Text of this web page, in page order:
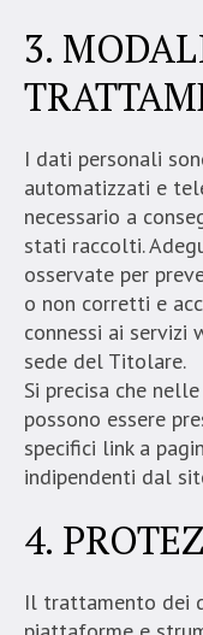
3.
I dati personali
automatizzati e
necessario a
stati raccolti.
osservate per
o non corretti e
connessi ai
sede del Titolare.
Si precisa che
possono essere
specifici link a
indipendenti dal
4.
Il trattamento dei